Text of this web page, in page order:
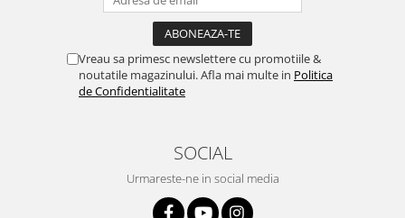
Vreau sa primesc newslettere cu promotiile &
noutatile magazinului. Afla mai multe in Politica
de Confidentialitate
SOCIAL
Urmareste-ne in social media